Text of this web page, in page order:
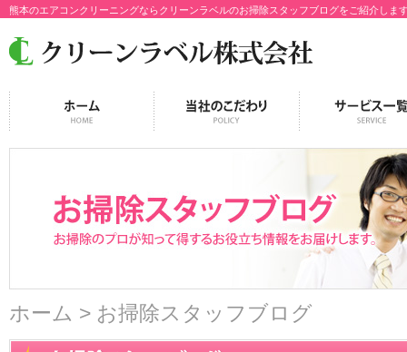
熊本のエアコンクリーニングならクリーンラベルのお掃除スタッフブログをご紹介しま
ホーム > お掃除スタッフブログ